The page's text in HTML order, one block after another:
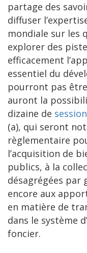
partage des
diffuser
mondiale sur les
explorer des
efficacement
essentiel du
pourront pas
auront la
dizaine de
(a), qui seront
règlementaire
l’acquisition de
publics, à la
désagrégées par
encore aux
en matière de
dans le système
foncier.